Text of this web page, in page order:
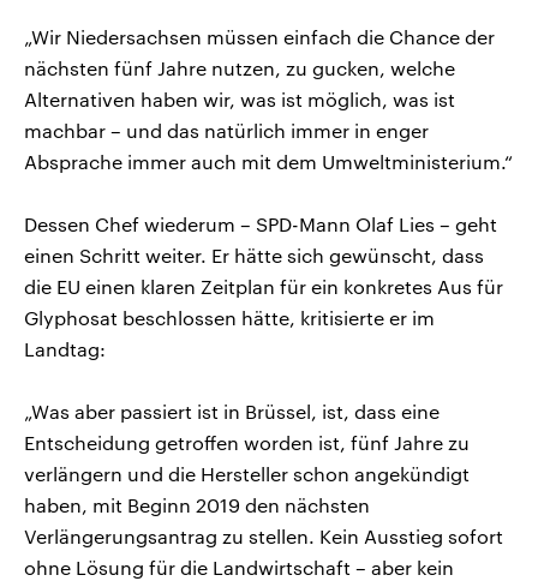
„Wir Niedersachsen müssen einfach die Chance der
nächsten fünf Jahre nutzen, zu gucken, welche
Alternativen haben wir, was ist möglich, was ist
machbar – und das natürlich immer in enger
Absprache immer auch mit dem Umweltministerium.“
Dessen Chef wiederum – SPD-Mann Olaf Lies – geht
einen Schritt weiter. Er hätte sich gewünscht, dass
die EU einen klaren Zeitplan für ein konkretes Aus für
Glyphosat beschlossen hätte, kritisierte er im
Landtag:
„Was aber passiert ist in Brüssel, ist, dass eine
Entscheidung getroffen worden ist, fünf Jahre zu
verlängern und die Hersteller schon angekündigt
haben, mit Beginn 2019 den nächsten
Verlängerungsantrag zu stellen. Kein Ausstieg sofort
ohne Lösung für die Landwirtschaft – aber kein